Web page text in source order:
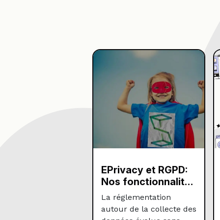
EPrivacy et RGPD:
Nos fonctionnalités
pour valider votre
conformité
La réglementation
autour de la collecte des